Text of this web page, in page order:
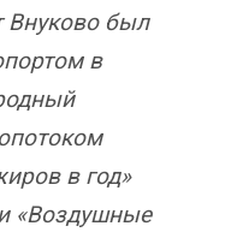
Внуково был
в
в год»
«Воздушные